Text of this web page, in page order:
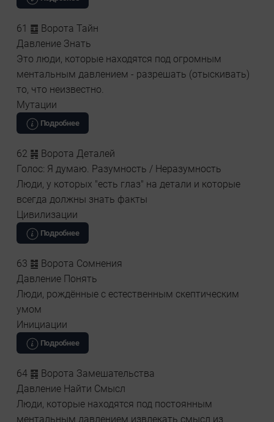
61 ䷼ Ворота Тайн
Давление Знать
Это люди, которые находятся под огромным
ментальным давлением - разрешать (отыскивать)
то, что неизвестно.
Мутации
Подробнее
62 ䷽ Ворота Деталей
Голос: Я думаю. Разумность / Неразумность
Люди, у которых "есть глаз" на детали и которые
всегда должны знать факты
Цивилизации
Подробнее
63 ䷾ Ворота Сомнения
Давление Понять
Люди, рождённые с естественным скептическим
умом
Инициации
Подробнее
64 ䷿ Ворота Замешательства
Давление Найти Смысл
Люди, которые находятся под постоянным
ментальным давлением извлекать смысл из